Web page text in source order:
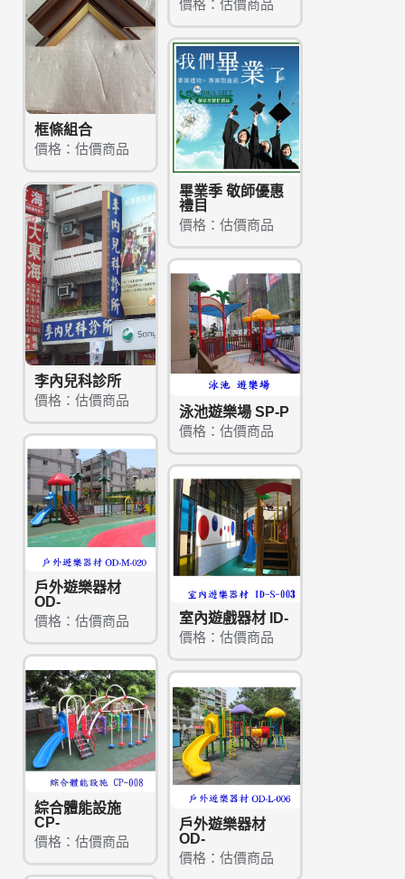
價格：估價商品
框條組合
價格：估價商品
畢業季 敬師優惠
禮目
價格：估價商品
李內兒科診所
價格：估價商品
泳池遊樂場 SP-P
價格：估價商品
戶外遊樂器材
OD-
價格：估價商品
室內遊戲器材 ID-
價格：估價商品
綜合體能設施
CP-
價格：估價商品
戶外遊樂器材
OD-
價格：估價商品